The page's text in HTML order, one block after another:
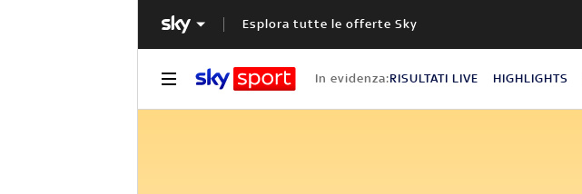
Esplora tutte le offerte Sky
In evidenza:RISULTATI LIVE HIGHLIGHTS